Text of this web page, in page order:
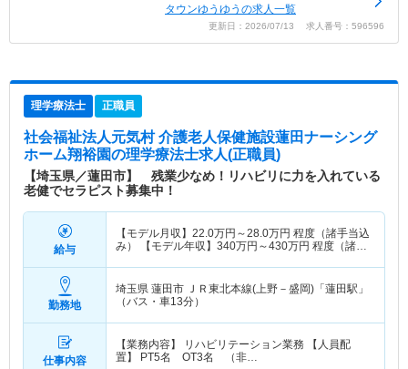
タウンゆうゆうの求人一覧
更新日：2026/07/13 求人番号：596596
理学療法士 正職員
社会福祉法人元気村 介護老人保健施設蓮田ナーシング
ホーム翔裕園の理学療法士求人(正職員)
【埼玉県／蓮田市】 残業少なめ！リハビリに力を入れている
老健でセラピスト募集中！
給与
【モデル月収】 22.0万円～28.0万円 程度（諸手当込
み） 【モデル年収】 340万円～430万円 程度（諸手
勤務地
埼玉県 蓮田市 ＪＲ東北本線(上野－盛岡)「蓮田駅」
（バス・車13分）
仕事内容
【業務内容】 リハビリテーション業務 【人員配
置】 PT5名 OT3名 （非…